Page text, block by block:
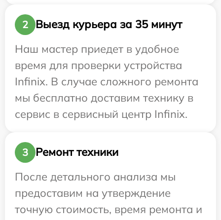
2
Выезд курьера за 35 минут
Наш мастер приедет в удобное
время для проверки устройства
Infinix. В случае сложного ремонта
мы бесплатно доставим технику в
сервис в сервисный центр Infinix.
3
Ремонт техники
После детального анализа мы
предоставим на утверждение
точную стоимость, время ремонта и